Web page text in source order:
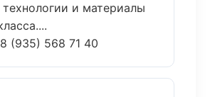
и материалы
8 (935) 568 71 40